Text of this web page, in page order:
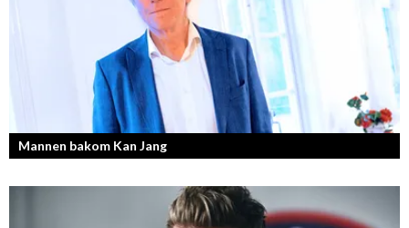
Mannen bakom Kan Jang
Georg Wikman är grundaren bakom hälsopreparaten Arctic Root, Kan
Jang, Chisan och nya Adapt-serien.